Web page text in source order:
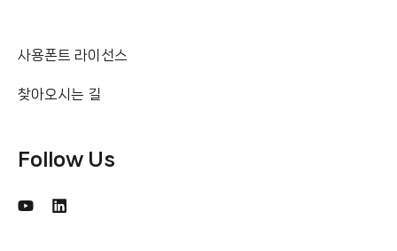
사용폰트 라이선스
찾아오시는 길
Follow Us